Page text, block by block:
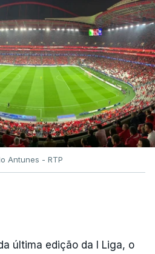
Antunes - RTP
última edição da I Liga, o